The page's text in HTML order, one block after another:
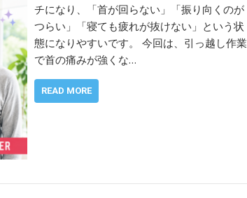
チになり、「首が回らない」「振り向くのが
つらい」「寝ても疲れが抜けない」という状
態になりやすいです。 今回は、引っ越し作業
で首の痛みが強くな…
READ MORE